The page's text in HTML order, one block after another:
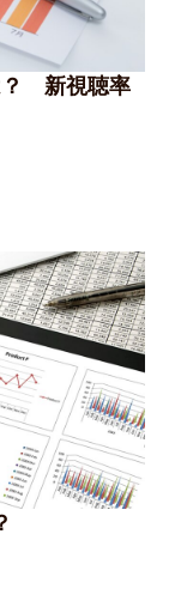
？ 新視聴率